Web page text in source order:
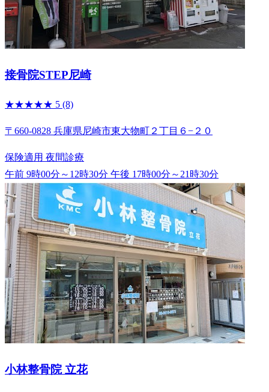
接骨院STEP尼崎
★★★★★ 5 (8)
〒660-0828 兵庫県尼崎市東大物町２丁目６−２０
保険適用 夜間診療
午前 9時00分～12時30分 午後 17時00分～21時30分
小林整骨院 立花